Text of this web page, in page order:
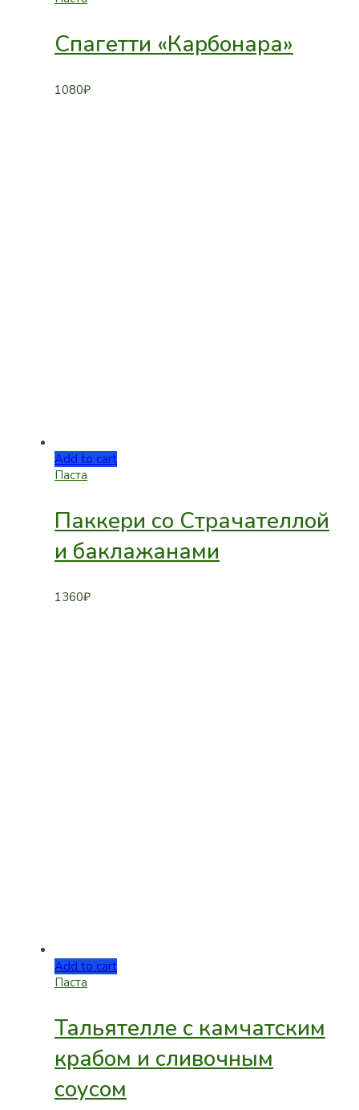
Спагетти «Карбонара»
1080₽
Add to cart
Паста
Паккери со Страчателлой
и баклажанами
1360₽
Add to cart
Паста
Тальятелле с камчатским
крабом и сливочным
соусом